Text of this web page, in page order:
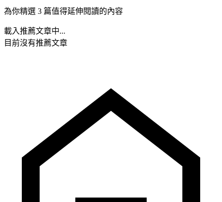
為你精選 3 篇值得延伸閱讀的內容
載入推薦文章中...
目前沒有推薦文章